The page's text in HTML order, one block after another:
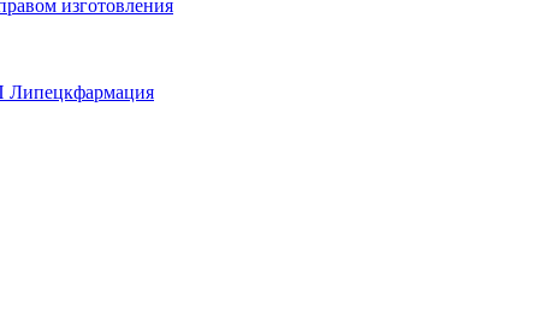
изготовления
Липецкфармация